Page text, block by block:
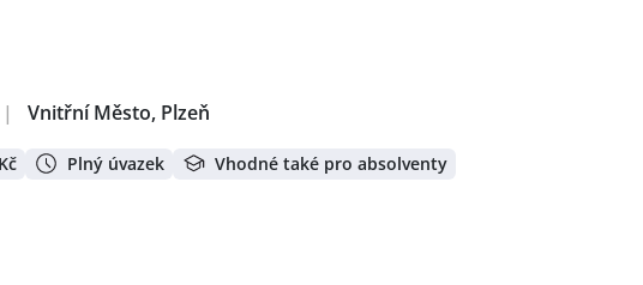
| Vnitřní Město, Plzeň
Plný úvazek Vhodné také pro absolventy